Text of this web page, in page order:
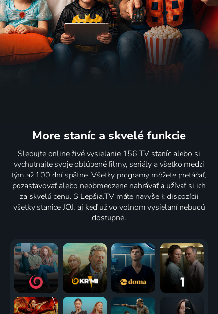
More staníc a skvelé funkcie
Sledujte online živé vysielanie 156 TV staníc alebo si
vychutnajte svoje obľúbené filmy, seriály a všetko medzi
tým až 100 dní spätne. Všetky programy môžete pretáčať,
pozastavovať alebo neobmedzene nahrávať a užívať si ich
za skvelú cenu. S Lepšia.TV máte navyše k dispozícii
všetky stanice JOJ, aj keď už vo voľnom vysielaní nebudú
dostupné.